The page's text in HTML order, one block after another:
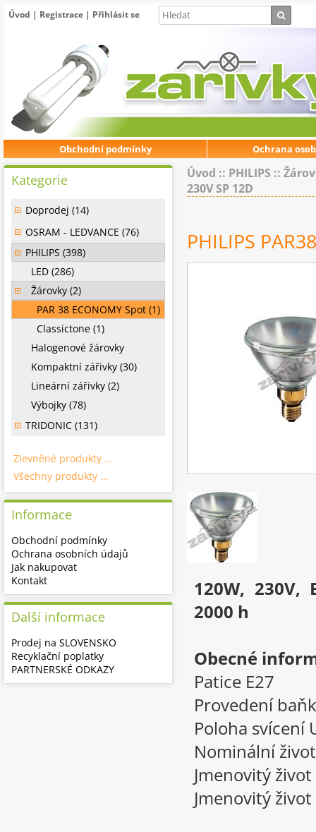
Úvod | Registrace | Přihlásit se
Obchodní podmínky Ochrana
Úvod :: PHILIPS ::
230V SP 12D
PHILIPS
120W, 230V,
2000 h
Obecné
Patice E27
Provedení
Poloha svícení
Nominální
Jmenovitý
Jmenovitý
Kategorie
Doprodej (14)
OSRAM - LEDVANCE (76)
PHILIPS (398)
LED (286)
Žárovky (2)
PAR 38 ECONOMY Spot (1)
Classictone (1)
Halogenové žárovky
Kompaktní zářivky (30)
Lineární zářivky (2)
Výbojky (78)
TRIDONIC (131)
Zlevněné produkty ...
Všechny produkty ...
Informace
Obchodní podmínky
Ochrana osobních údajů
Jak nakupovat
Kontakt
Další informace
Prodej na SLOVENSKO
Recyklační poplatky
PARTNERSKÉ ODKAZY